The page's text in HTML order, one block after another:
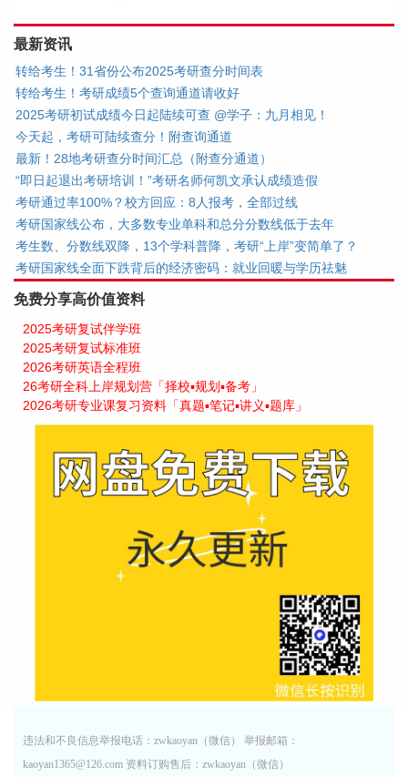
最新资讯
转给考生！31省份公布2025考研查分时间表
转给考生！考研成绩5个查询通道请收好
2025考研初试成绩今日起陆续可查 @学子：九月相见！
今天起，考研可陆续查分！附查询通道
最新！28地考研查分时间汇总（附查分通道）
“即日起退出考研培训！”考研名师何凯文承认成绩造假
考研通过率100%？校方回应：8人报考，全部过线
考研国家线公布，大多数专业单科和总分分数线低于去年
考生数、分数线双降，13个学科普降，考研“上岸”变简单了？
考研国家线全面下跌背后的经济密码：就业回暖与学历祛魅
免费分享高价值资料
2025考研复试伴学班
2025考研复试标准班
2026考研英语全程班
26考研全科上岸规划营「择校▪规划▪备考」
2026考研专业课复习资料「真题▪笔记▪讲义▪题库」
违法和不良信息举报电话：zwkaoyan（微信） 举报邮箱：
kaoyan1365@126.com 资料订购售后：zwkaoyan（微信）